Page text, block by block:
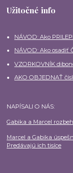
Užitočné info
NÁVOD: Ako
NÁVOD: Ako osadiť
VZORKOVNÍK
AKO OBJEDNAŤ
NAPÍSALI O NÁS:
Gabika a Marcel
Marcel a Gabika
Predávajú ich tisíce